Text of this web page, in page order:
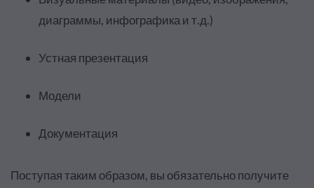
диаграммы, инфографика и т.д.)
Устная презентация
Модели
Документация
Поступая таким образом, вы обязательно получите